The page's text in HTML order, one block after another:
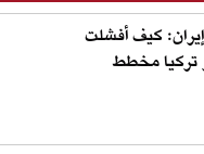
كيف أفشلت
تركيا مخطط